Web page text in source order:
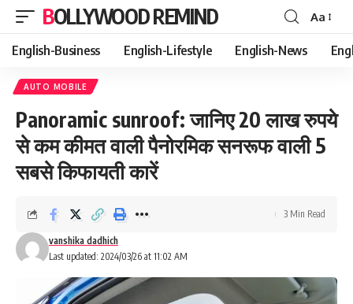
BOLLYWOOD REMIND
Font
Resizer
Aa
English-Business English-Lifestyle English-News
AUTO MOBILE
Panoramic sunroof: जानिए 20 लाख रुपये
से कम कीमत वाली पैनोरमिक सनरूफ वाली 5
सबसे किफायती कारें
Last updated: 2024/03/26 at 11:02 AM
vanshika dadhich
3 Min Read